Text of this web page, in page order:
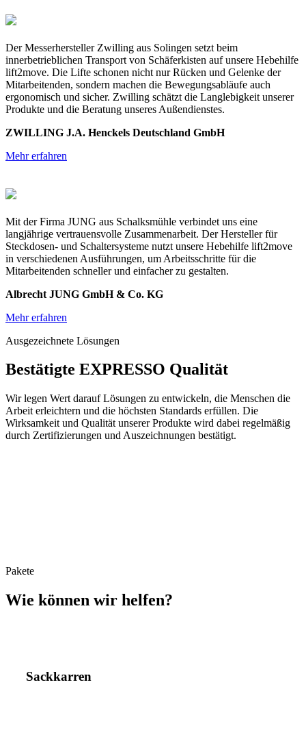
Der Messerhersteller Zwilling aus Solingen setzt beim
innerbetrieblichen Transport von Schäferkisten auf unsere Hebehilfe
lift2move. Die Lifte schonen nicht nur Rücken und Gelenke der
Mitarbeitenden, sondern machen die Bewegungsabläufe auch
ergonomisch und sicher. Zwilling schätzt die Langlebigkeit unserer
Produkte und die Beratung unseres Außendienstes.
ZWILLING J.A. Henckels Deutschland GmbH
Mehr erfahren
Mit der Firma JUNG aus Schalksmühle verbindet uns eine
langjährige vertrauensvolle Zusammenarbeit. Der Hersteller für
Steckdosen- und Schaltersysteme nutzt unsere Hebehilfe lift2move
in verschiedenen Ausführungen, um Arbeitsschritte für die
Mitarbeitenden schneller und einfacher zu gestalten.
Albrecht JUNG GmbH & Co. KG
Mehr erfahren
Ausgezeichnete Lösungen
Bestätigte EXPRESSO Qualität
Wir legen Wert darauf Lösungen zu entwickeln, die Menschen die
Arbeit erleichtern und die höchsten Standards erfüllen. Die
Wirksamkeit und Qualität unserer Produkte wird dabei regelmäßig
durch Zertifizierungen und Auszeichnungen bestätigt.
Pakete
Wie können wir helfen?
Sackkarren